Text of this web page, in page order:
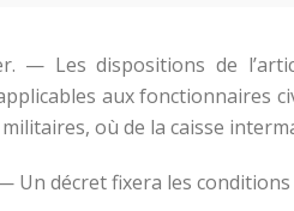
— Les dispositions de
aux fonctionnaires
où de la caisse
Un décret fixera les conditions